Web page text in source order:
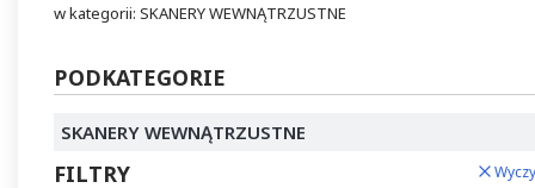
w kategorii: SKANERY WEWNĄTRZUSTNE
PODKATEGORIE
SKANERY WEWNĄTRZUSTNE
FILTRY